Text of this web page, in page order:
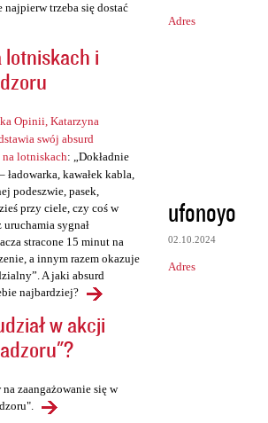
najpierw trzeba się dostać
lotniskach i
Opinii, Katarzyna
swój absurd
lotniskach: „Dokładnie
ładowarka, kawałek kabla,
podeszwie, pasek,
przy ciele, czy coś w
uruchamia sygnał
stracone 15 minut na
a innym razem okazuje
A jaki absurd
najbardziej?
w akcji
zaangażowanie się w
Adres
ufonoyo
02.10.2024
Adres